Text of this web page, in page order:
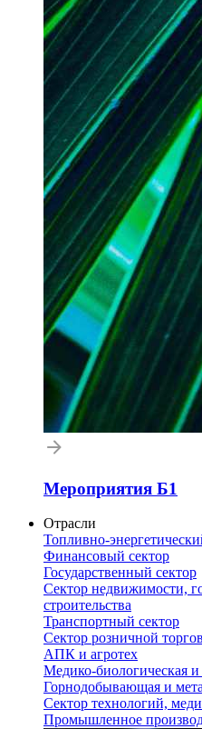
Мероприятия Б1
Отрасли
Топливно-
Финансовый сектор
Государственный сектор
Сектор недвижимости,
строительства
Транспортный сектор
Сектор розничной
АПК и агротех
Медико-биологическая и
Горнодобывающая и
Сектор технологий,
Промышленное